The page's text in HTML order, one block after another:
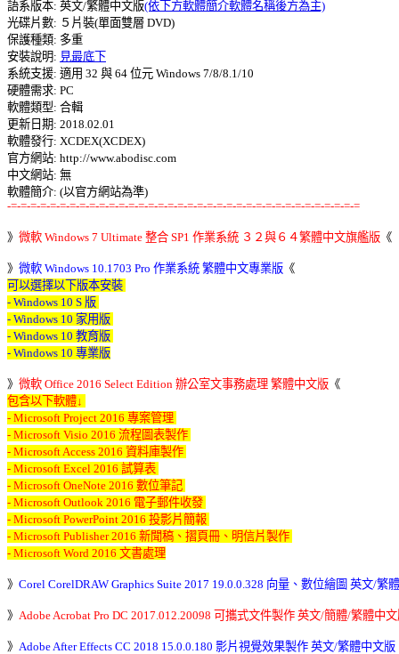
語系版本: 英文/繁體中文版(依下方軟體簡介軟體名稱後方為主)
光碟片數: ５片裝(單面雙層 DVD)
保護種類: 多重
安裝說明: 見最底下
系統支援: 適用 32 與 64 位元 Windows 7/8/8.1/10
硬體需求: PC
軟體類型: 合輯
更新日期: 2018.02.01
軟體發行: XCDEX(XCDEX)
官方網站: http://www.abodisc.com
中文網站: 無
-=-=-=-=-=-=-=-=-=-=-=-=-=-=-=-=-=-=-=-=-=-=-=-=-=-=-=-=-=-=-=-=-=-=-=-=
》 微軟 Windows 7 Ultimate 整合 SP1 作業系統 ３２與６４繁體中文旗艦版 《
》 微軟 Windows 10.1703 Pro 作業系統 繁體中文專業版 《
可以選擇以下版本安裝
- Windows 10 S 版
- Windows 10 家用版
- Windows 10 教育版
- Windows 10 專業版
》 微軟 Office 2016 Select Edition 辦公室文事務處理 繁體中文版 《
包含以下軟體↓
- Microsoft Project 2016 專案管理
- Microsoft Visio 2016 流程圖表製作
- Microsoft Access 2016 資料庫製作
- Microsoft Excel 2016 試算表
- Microsoft OneNote 2016 數位筆記
- Microsoft Outlook 2016 電子郵件收發
- Microsoft PowerPoint 2016 投影片簡報
- Microsoft Publisher 2016 新聞稿、摺頁冊、明信片製作
- Microsoft Word 2016 文書處理
》 Corel CorelDRAW Graphics Suite 2017 19.0.0.328 向量、數位繪圖 英文/繁
》 Adobe Acrobat Pro DC 2017.012.20098 可攜式文件製作 英文/簡體/繁體中
》 Adobe After Effects CC 2018 15.0.0.180 影片視覺效果製作 英文/繁體中文版